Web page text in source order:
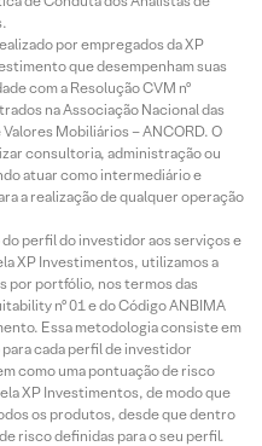
por empregados da XP
que desempenham suas
com a Resolução CVM nº
na Associação Nacional das
Mobiliários – ANCORD. O
consultoria, administração ou
atuar como intermediário e
a realização de qualquer operação
perfil do investidor aos serviços e
XP Investimentos, utilizamos a
por portfólio, nos termos das
nº 01 e do Código ANBIMA
Essa metodologia consiste em
cada perfil de investidor
como uma pontuação de risco
XP Investimentos, de modo que
os produtos, desde que dentro
risco definidas para o seu perfil.